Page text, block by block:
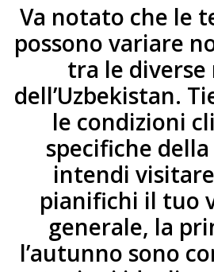
Va notato che le
possono variare
tra le diverse
dell’Uzbekistan.
le condizioni
specifiche
intendi
pianifichi il tuo
generale, la
l’autunno sono